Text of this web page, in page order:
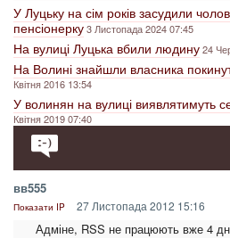
У Луцьку на сім років засудили
пенсіонерку3 Листопада 2024 07:45
На вулиці Луцька вбили людину24
На Волині знайшли власника
Квітня 2016 13:54
У волинян на вулиці виявлятимуть
Квітня 2019 07:40
вв555
Показати IP 27 Листопада 2012 15:16
Адміне, RSS не працюють вже 4